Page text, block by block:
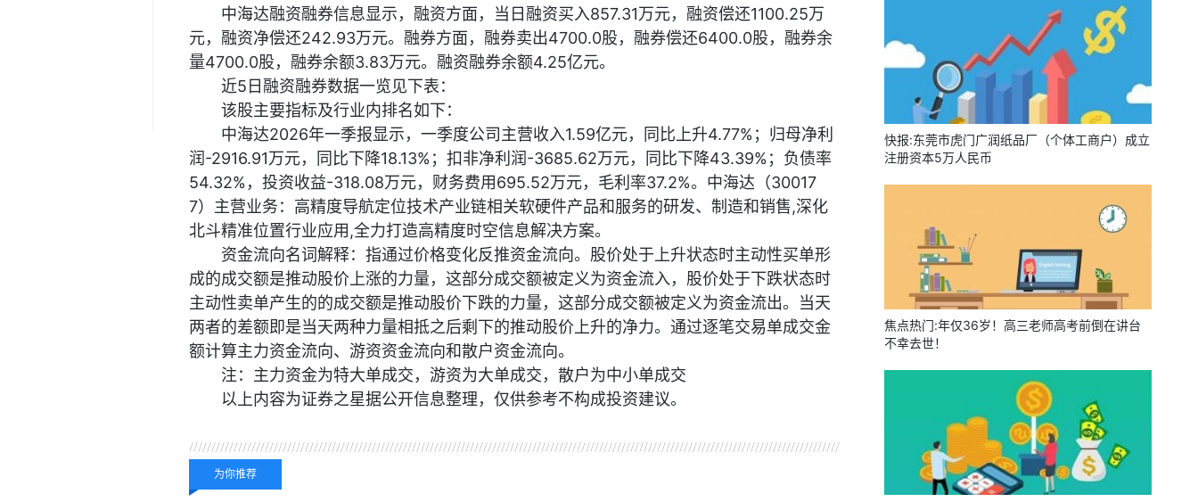
中海达融资融券信息显示，融资方面，当日融资买入857.31万元，融资偿还1100.25万
元，融资净偿还242.93万元。融券方面，融券卖出4700.0股，融券偿还6400.0股，融券余
量4700.0股，融券余额3.83万元。融资融券余额4.25亿元。
近5日融资融券数据一览见下表：
该股主要指标及行业内排名如下：
中海达2026年一季报显示，一季度公司主营收入1.59亿元，同比上升4.77%；归母净利
润-2916.91万元，同比下降18.13%；扣非净利润-3685.62万元，同比下降43.39%；负债率
54.32%，投资收益-318.08万元，财务费用695.52万元，毛利率37.2%。中海达（30017
7）主营业务：高精度导航定位技术产业链相关软硬件产品和服务的研发、制造和销售,深化
北斗精准位置行业应用,全力打造高精度时空信息解决方案。
资金流向名词解释：指通过价格变化反推资金流向。股价处于上升状态时主动性买单形
成的成交额是推动股价上涨的力量，这部分成交额被定义为资金流入，股价处于下跌状态时
主动性卖单产生的的成交额是推动股价下跌的力量，这部分成交额被定义为资金流出。当天
两者的差额即是当天两种力量相抵之后剩下的推动股价上升的净力。通过逐笔交易单成交金
额计算主力资金流向、游资资金流向和散户资金流向。
注：主力资金为特大单成交，游资为大单成交，散户为中小单成交
以上内容为证券之星据公开信息整理，仅供参考不构成投资建议。
为你推荐
快报:东莞市虎门广润纸品厂（个体工商户）成立
注册资本5万人民币
焦点热门:年仅36岁！高三老师高考前倒在讲台
不幸去世！